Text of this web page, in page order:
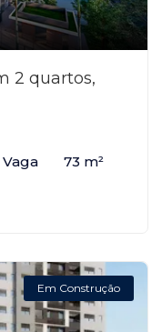
2 quartos,
Vaga 73 m²
Em Construção